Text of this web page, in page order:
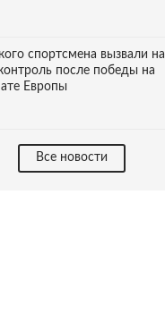
спортсмена вызвали на
после победы на
Европы
Все новости